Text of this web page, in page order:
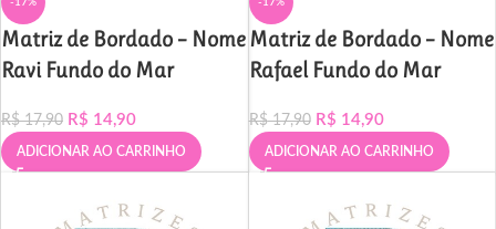
-17%
Matriz de Bordado – Nome
Ravi Fundo do Mar
R$17,90 R$ 14,90
ADICIONAR AO CARRINHO
-17%
Matriz de Bordado – Nome
Rafael Fundo do Mar
R$17,90 R$ 14,90
ADICIONAR AO CARRINHO